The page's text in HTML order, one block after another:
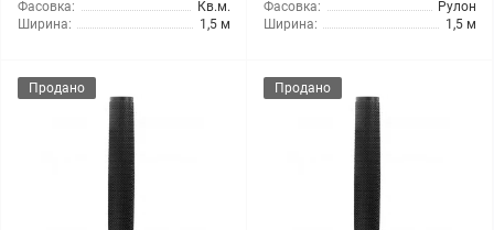
Фасовка:
Кв.м.
Ширина:
1,5 м
Фасовка:
Рулон
Ширина:
1,5 м
Продано Продано